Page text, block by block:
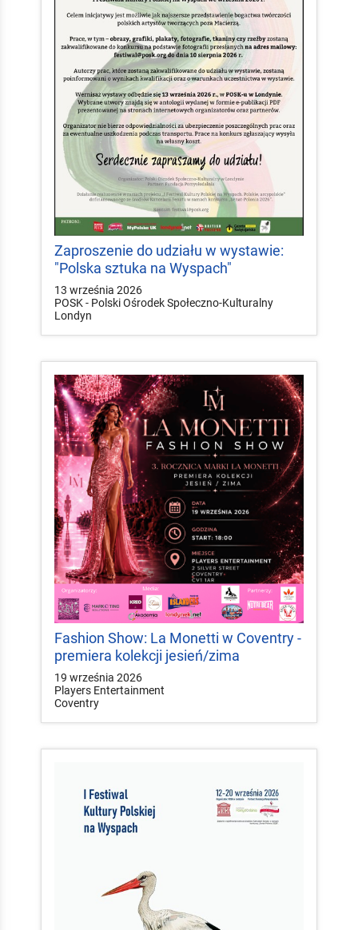
Zaproszenie do udziału w wystawie:
"Polska sztuka na Wyspach"
13 września 2026
POSK - Polski Ośrodek Społeczno-Kulturalny
Londyn
Fashion Show: La Monetti w Coventry -
premiera kolekcji jesień/zima
19 września 2026
Players Entertainment
Coventry